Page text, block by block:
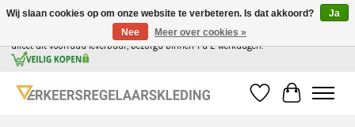
Alle kleding voor de verkeersregelaar in Nederland, gemakkelijk in 1 webshop. | Alles
direct uit voorraad leverbaar, bezorgd binnen 1 a 2 werkdagen.
Verlanglijst
Wij slaan cookies op om onze website te verbeteren. Is dat akkoord?
Ja
Nee
Meer over cookies »